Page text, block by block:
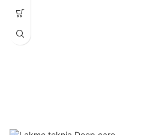
Obogaćen prirodnim sastojcima
njenu elastičnost i vitalnost.